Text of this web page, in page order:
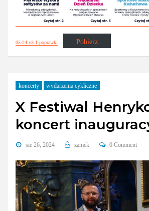
05-24.v3.1-poprawki Pobierz
koncerty wydarzenia cykliczne
X Festiwal
koncert
sie 26, 2024 zamek 0 Comment